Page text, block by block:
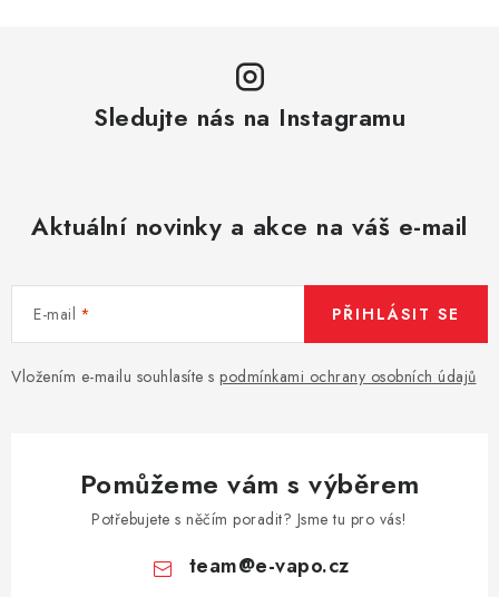
Vše o nákupu Jak reklamovat či vrátit zboží
Recenze
Sledujte nás na Instagramu
Aktuální novinky a akce na váš e-mail
E-mail
Vložením e-mailu souhlasíte s podmínkami ochrany osobních údajů
PŘIHLÁSIT SE
Pomůžeme vám s výběrem
Potřebujete s něčím poradit? Jsme tu pro vás!
team@e-vapo.cz